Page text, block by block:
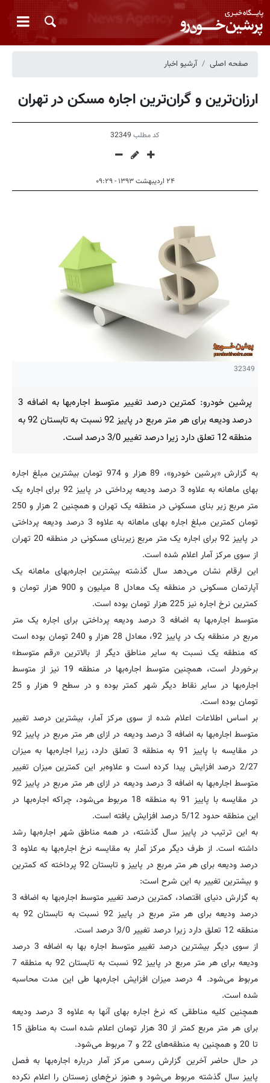
صفحه اصلی آرشیو اخبار
ارزان‌ترین و گران‌ترین اجاره مسکن در تهران
کد مطلب 32349
۲۴ اردیبهشت ۱۳۹۳ - ۰۹:۲۹
32349
پرشین خودرو: کمترین درصد تغییر متوسط اجاره‌بها به اضافه 3
درصد ودیعه برای هر متر مربع در پاییز 92 نسبت به تابستان 92 به
منطقه 12 تعلق دارد زیرا درصد تغییر 3/0 درصد است.
به گزارش «پرشین خودرو»، 89 هزار و 974 تومان بیشترین مبلغ اجاره
بهای ماهانه به علاوه 3 درصد ودیعه پرداختی در پاییز 92 برای اجاره یک
متر مربع زیر بنای مسکونی در منطقه یک تهران و همچنین 2 هزار و 250
تومان کمترین مبلغ اجاره بهای ماهانه به علاوه 3 درصد ودیعه پرداختی
در پاییز 92 برای اجاره یک متر مربع زیربنای مسکونی در منطقه 20 تهران
از سوی مرکز آمار اعلام شده است.
این ارقام نشان می‌دهد سال گذشته بیشترین اجاره‌بهای ماهانه یک
آپارتمان مسکونی در منطقه یک معادل 8 میلیون و 900 هزار تومان و
کمترین نرخ اجاره نیز 225 هزار تومان بوده است.
متوسط اجاره‌بها به اضافه 3 درصد ودیعه پرداختی برای اجاره یک متر
مربع در منطقه یک در پاییز 92، معادل 28 هزار و 240 تومان بوده است
که منطقه یک نسبت به سایر مناطق دیگر از بالاترین «رقم متوسط»
برخوردار است، همچنین متوسط اجاره‌بها در منطقه 19 نیز از متوسط
اجاره‌بها در سایر نقاط دیگر شهر کمتر بوده و در سطح 9 هزار و 25
تومان بوده است.
بر اساس اطلاعات اعلام شده از سوی مرکز آمار، بیشترین درصد تغییر
متوسط اجاره‌بها به اضافه 3 درصد ودیعه در ازای هر متر مربع در پاییز 92
در مقایسه با پاییز 91 به منطقه 3 تعلق دارد، زیرا اجاره‌بها به میزان
2/27 درصد افزایش پیدا کرده است و علاوه‌بر این کمترین میزان تغییر
متوسط اجاره‌بها به اضافه 3 درصد ودیعه در ازای هر متر مربع در پاییز 92
در مقایسه با پاییز 91 به منطقه 18 مربوط می‌شود، چراکه اجاره‌بها در
این منطقه حدود 5/12 درصد افزایش یافته است.
به این ترتیب در پاییز سال گذشته، در همه مناطق شهر اجاره‌بها رشد
داشته است. از طرف دیگر مرکز آمار به مقایسه نرخ اجاره‌بها به علاوه 3
درصد ودیعه برای هر متر مربع در پاییز و تابستان 92 پرداخته که کمترین
و بیشترین تغییر به این شرح است:
به گزارش دنیای اقتصاد، کمترین درصد تغییر متوسط اجاره‌بها به اضافه 3
درصد ودیعه برای هر متر مربع در پاییز 92 نسبت به تابستان 92 به
منطقه 12 تعلق دارد زیرا درصد تغییر 3/0 درصد است.
از سوی دیگر بیشترین درصد تغییر متوسط اجاره بها به اضافه 3 درصد
ودیعه برای هر متر مربع در پاییز 92 نسبت به تابستان 92 به منطقه 7
مربوط می‌شود. 4 درصد میزان افزایش اجاره‌بها طی این مدت محاسبه
شده است.
همچنین کلیه مناطقی که نرخ اجاره بهای آنها به علاوه 3 درصد ودیعه
برای هر متر مربع کمتر از 30 هزار تومان اعلام شده است به مناطق 15
تا 20 و همچنین به منطقه‌های 22 و 7 مربوط می‌شود.
در حال حاضر آخرین گزارش رسمی مرکز آمار درباره اجاره‌بها به فصل
پاییز سال گذشته مربوط می‌شود و هنوز نرخ‌های زمستان را اعلام نکرده